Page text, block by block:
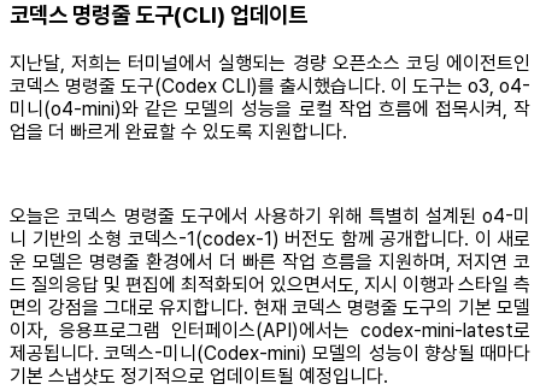
코덱스 명령줄 도구(CLI) 업데이트
지난달, 저희는 터미널에서 실행되는 경량 오픈소스 코딩 에이전트인
코덱스 명령줄 도구(Codex CLI)를 출시했습니다. 이 도구는 o3, o4-
미니(o4-mini)와 같은 모델의 성능을 로컬 작업 흐름에 접목시켜, 작
업을 더 빠르게 완료할 수 있도록 지원합니다.
오늘은 코덱스 명령줄 도구에서 사용하기 위해 특별히 설계된 o4-미
니 기반의 소형 코덱스-1(codex-1) 버전도 함께 공개합니다. 이 새로
운 모델은 명령줄 환경에서 더 빠른 작업 흐름을 지원하며, 저지연 코
드 질의응답 및 편집에 최적화되어 있으면서도, 지시 이행과 스타일 측
면의 강점을 그대로 유지합니다. 현재 코덱스 명령줄 도구의 기본 모델
이자, 응용프로그램 인터페이스(API)에서는 codex-mini-latest로
제공됩니다. 코덱스-미니(Codex-mini) 모델의 성능이 향상될 때마다
기본 스냅샷도 정기적으로 업데이트될 예정입니다.